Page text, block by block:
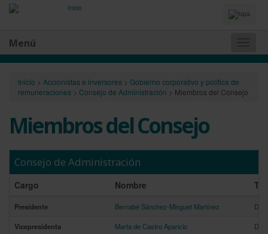
Idiomas
y
Menú
Inicio > Accionistas e inversores > Gobierno corporativo y política de
remuneraciones > Consejo de Administración > Miembros del Consejo
Miembros del Consejo
Consejo de Administración
Cargo Nombre
Presidente Bernabé Sánchez-Minguet Martínez
Vicepresidenta Marta de Castro Aparicio